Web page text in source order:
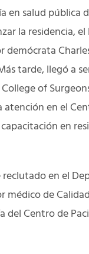
en salud pública
la residencia,
tarde, llegó a
of
en el
en
reclutado en el
médico de
del Centro de